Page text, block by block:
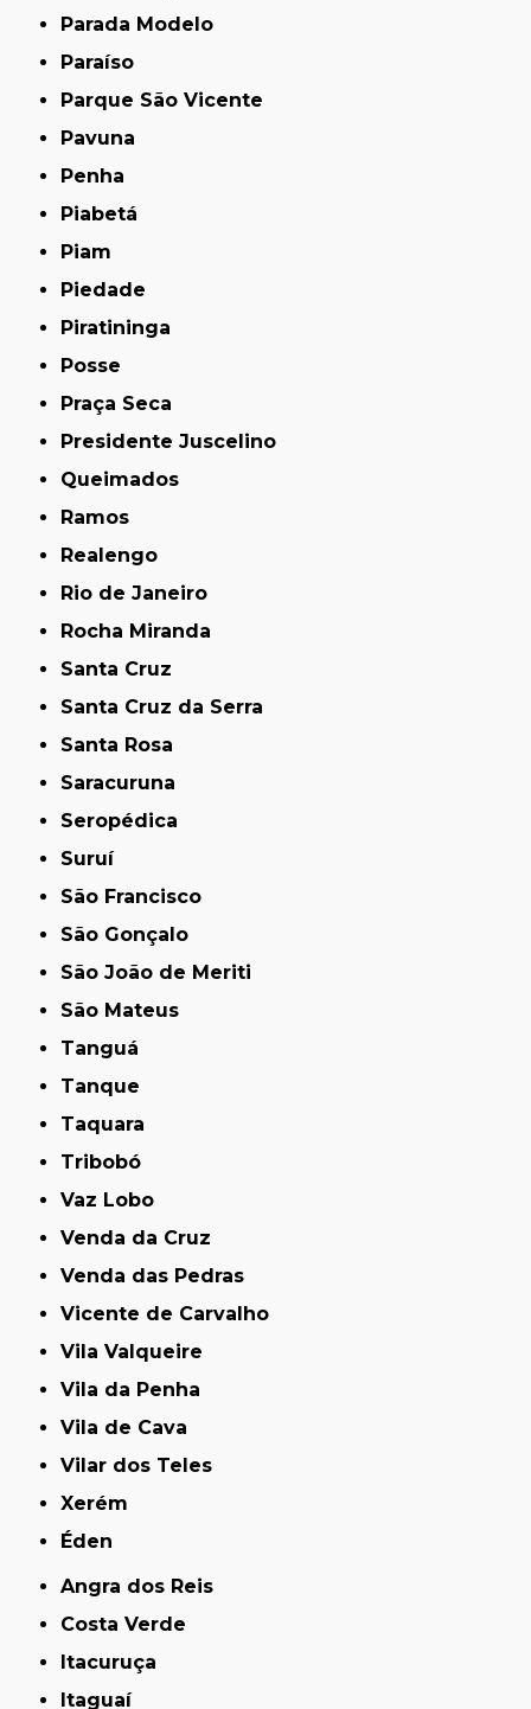
Parada Modelo
Paraíso
Parque São Vicente
Pavuna
Penha
Piabetá
Piam
Piedade
Piratininga
Posse
Praça Seca
Presidente Juscelino
Queimados
Ramos
Realengo
Rio de Janeiro
Rocha Miranda
Santa Cruz
Santa Cruz da Serra
Santa Rosa
Saracuruna
Seropédica
Suruí
São Francisco
São Gonçalo
São João de Meriti
São Mateus
Tanguá
Tanque
Taquara
Tribobó
Vaz Lobo
Venda da Cruz
Venda das Pedras
Vicente de Carvalho
Vila Valqueire
Vila da Penha
Vila de Cava
Vilar dos Teles
Xerém
Éden
Angra dos Reis
Costa Verde
Itacuruça
Itaguaí